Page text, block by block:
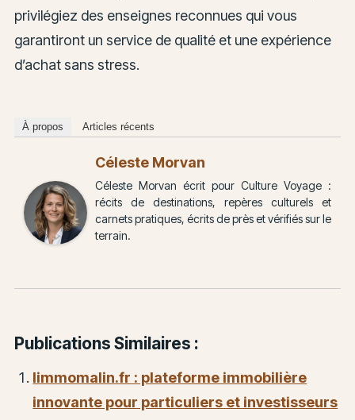
privilégiez des enseignes reconnues qui vous
garantiront un service de qualité et une expérience
d’achat sans stress.
À propos Articles récents
Céleste Morvan
Céleste Morvan écrit pour Culture Voyage :
récits de destinations, repères culturels et
carnets pratiques, écrits de près et vérifiés sur le
terrain.
Publications Similaires :
limmomalin.fr : plateforme immobilière
innovante pour particuliers et investisseurs